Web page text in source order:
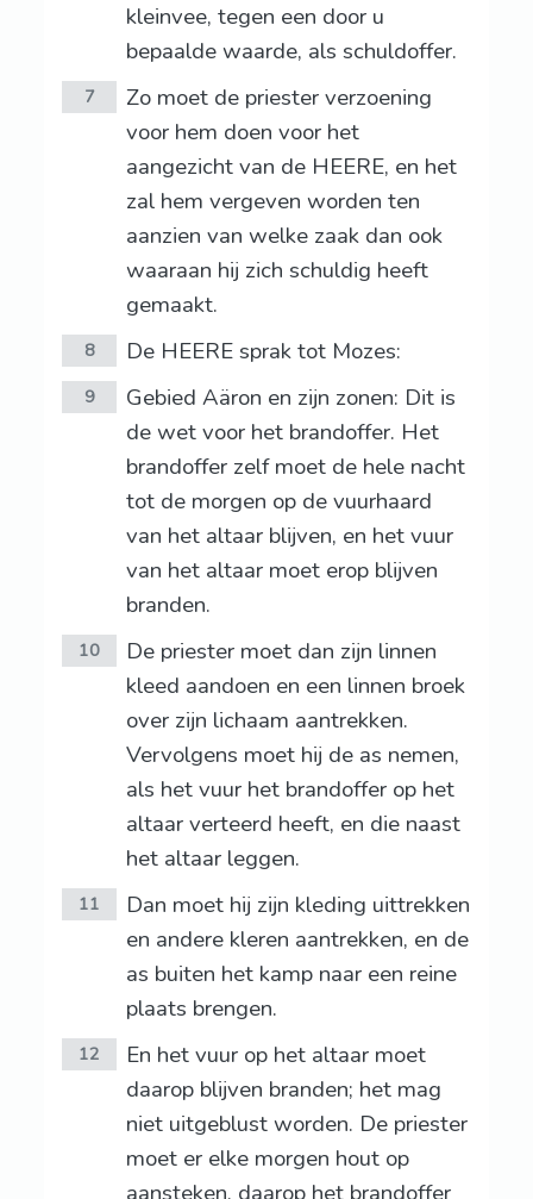
kleinvee, tegen een door u
bepaalde waarde, als schuldoffer.
7
Zo moet de priester verzoening
voor hem doen voor het
aangezicht van de HEERE, en het
zal hem vergeven worden ten
aanzien van welke zaak dan ook
waaraan hij zich schuldig heeft
gemaakt.
8 De HEERE sprak tot Mozes:
9
Gebied Aäron en zijn zonen: Dit is
de wet voor het brandoffer. Het
brandoffer zelf moet de hele nacht
tot de morgen op de vuurhaard
van het altaar blijven, en het vuur
van het altaar moet erop blijven
branden.
10
De priester moet dan zijn linnen
kleed aandoen en een linnen broek
over zijn lichaam aantrekken.
Vervolgens moet hij de as nemen,
als het vuur het brandoffer op het
altaar verteerd heeft, en die naast
het altaar leggen.
11
Dan moet hij zijn kleding uittrekken
en andere kleren aantrekken, en de
as buiten het kamp naar een reine
plaats brengen.
12
En het vuur op het altaar moet
daarop blijven branden; het mag
niet uitgeblust worden. De priester
moet er elke morgen hout op